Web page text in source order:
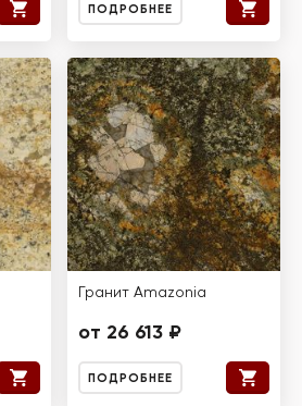
ПОДРОБНЕЕ
Гранит Amazonia
от 26 613 ₽
ПОДРОБНЕЕ